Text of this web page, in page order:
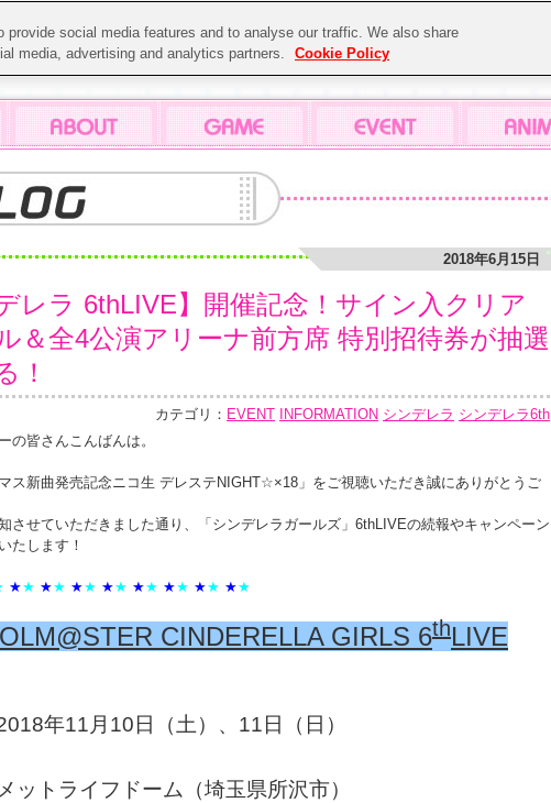
2018年6月15日
レラ 6thLIVE】開催記念！サイン入クリア
＆全4公演アリーナ前方席 特別招待券が抽選
！
カテゴリ： EVENT INFORMATION シンデレラ シンデレラ6th
の皆さんこんばんは。
ス新曲発売記念ニコ生 デレステNIGHT☆×18」をご視聴いただき誠にありがとうご
させていただきました通り、「シンデレラガールズ」6thLIVEの続報やキャンペーン
たします！
★★ ★★ ★★ ★★ ★★ ★★ ★★ ★★
CINDERELLA GIRLS 6thLIVE
年11月10日（土）、11日（日）
メットライフドーム（埼玉県所沢市）
social media features and to analyse our traffic. We also share
media, advertising and analytics partners.
Cookie Policy